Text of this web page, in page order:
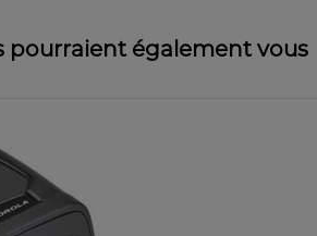
pourraient également vous